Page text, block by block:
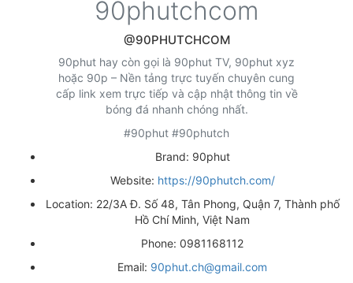
90phutchcom
@90PHUTCHCOM
90phut hay còn gọi là 90phut TV, 90phut xyz
hoặc 90p – Nền tảng trực tuyến chuyên cung
cấp link xem trực tiếp và cập nhật thông tin về
bóng đá nhanh chóng nhất.
#90phut #90phutch
Brand: 90phut
Website: https://90phutch.com/
Location: 22/3A Đ. Số 48, Tân Phong, Quận 7, Thành phố
Hồ Chí Minh, Việt Nam
Phone: 0981168112
Email: 90phut.ch@gmail.com